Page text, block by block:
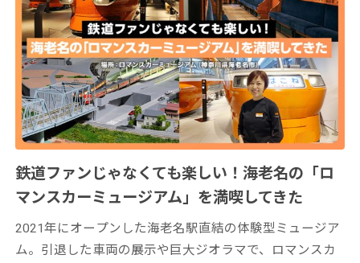
鉄道ファンじゃなくても楽しい！海老名の「ロ
マンスカーミュージアム」を満喫してきた
2021年にオープンした海老名駅直結の体験型ミュージア
ム。引退した車両の展示や巨大ジオラマで、ロマンスカ